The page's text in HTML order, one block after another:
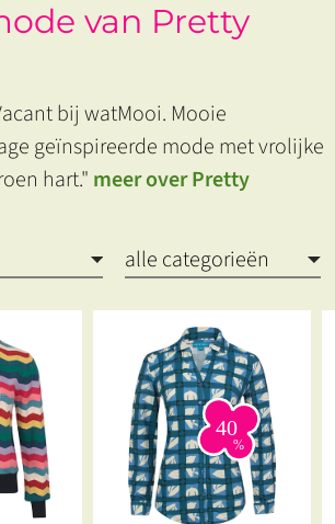
van Pretty
bij watMooi. Mooie
geïnspireerde mode met vrolijke
hart." meer over Pretty